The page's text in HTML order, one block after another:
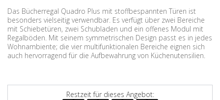
Das Bücherregal Quadro Plus mit stoffbespannten Türen ist
besonders vielseitig verwendbar. Es verfügt über zwei Bereiche
mit Schiebetüren, zwei Schubladen und ein offenes Modul mit
Regalböden. Mit seinem symmetrischen Design passt es in jedes
Wohnambiente; die vier multifunktionalen Bereiche eignen sich
auch hervorragend für die Aufbewahrung von Küchenutensilien.
Restzeit für dieses Angebot: